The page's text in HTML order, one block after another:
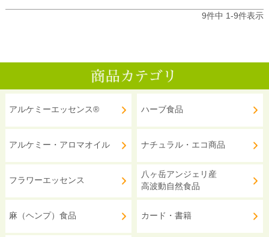
9件中 1-9件表示
アルケミーエッセンス®
アルケミー・アロマオイル
フラワーエッセンス
麻（ヘンプ）食品
ハーブ食品
ナチュラル・エコ商品
八ヶ岳アンジェリ産
高波動自然食品
カード・書籍